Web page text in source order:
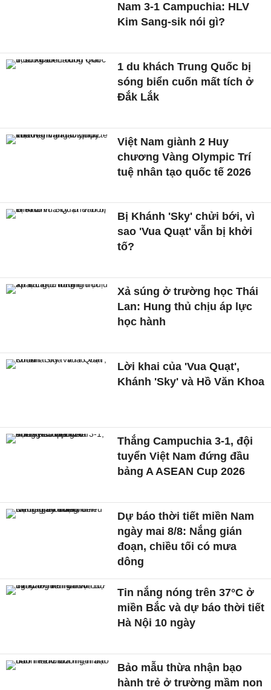
Nam 3-1 Campuchia: HLV
Kim Sang-sik nói gì?
1 du khách Trung Quốc bị
sóng biển cuốn mất tích ở
Đắk Lắk
Việt Nam giành 2 Huy
chương Vàng Olympic Trí
tuệ nhân tạo quốc tế 2026
Bị Khánh 'Sky' chửi bới, vì
sao 'Vua Quạt' vẫn bị khởi
tố?
Xả súng ở trường học Thái
Lan: Hung thủ chịu áp lực
học hành
Lời khai của 'Vua Quạt',
Khánh 'Sky' và Hồ Văn Khoa
Thắng Campuchia 3-1, đội
tuyển Việt Nam đứng đầu
bảng A ASEAN Cup 2026
Dự báo thời tiết miền Nam
ngày mai 8/8: Nắng gián
đoạn, chiều tối có mưa
dông
Tin nắng nóng trên 37°C ở
miền Bắc và dự báo thời tiết
Hà Nội 10 ngày
Bảo mẫu thừa nhận bạo
hành trẻ ở trường mầm non